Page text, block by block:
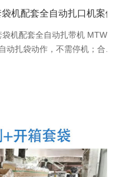
机配套全自动扎口机案例
机配套全自动扎带机 MTW-
动扎袋动作，不需停机；合理